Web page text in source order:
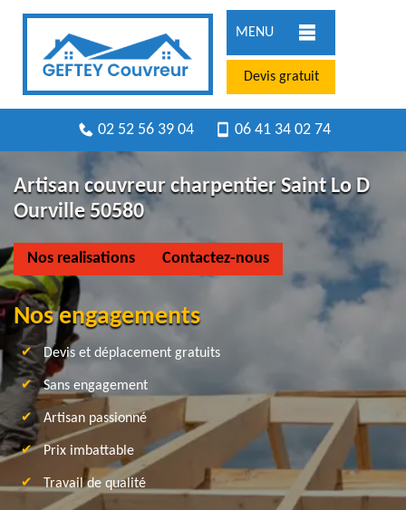
MENU
Devis gratuit
02 52 56 39 04 06 41 34 02 74
Artisan couvreur charpentier Saint Lo D
Ourville 50580
Nos realisations Contactez-nous
Nos engagements
Devis et déplacement gratuits
Sans engagement
Artisan passionné
Prix imbattable
Travail de qualité